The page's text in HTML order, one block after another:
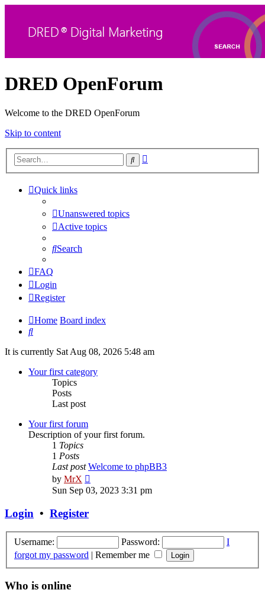
DRED OpenForum
Welcome to the DRED OpenForum
Skip to content
Search
Quick links
Unanswered topics
Active topics
Search
FAQ
Login
Register
Home Board index
Search
It is currently Sat Aug 08, 2026 5:48 am
Your first category
Topics
Posts
Last post
Your first forum
Description of your first forum.
1 Topics
1 Posts
Last post Welcome to phpBB3
by MrX
the
Sun Sep 03, 2023 3:31 pm
Login • Register
Username: Password:
I
forgot my password | Remember me
Who is online